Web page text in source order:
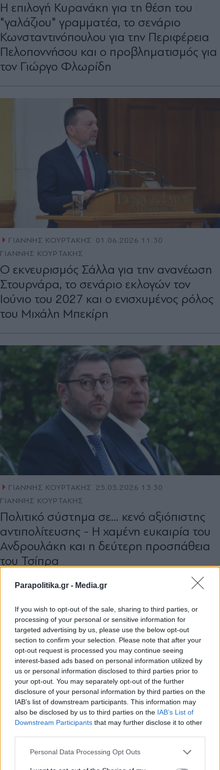
Parapolitika.gr - Media.gr
If you wish to opt-out of the sale, sharing to third parties, or
processing of your personal or sensitive information for
targeted advertising by us, please use the below opt-out
section to confirm your selection. Please note that after your
opt-out request is processed you may continue seeing
interest-based ads based on personal information utilized by
us or personal information disclosed to third parties prior to
your opt-out. You may separately opt-out of the further
disclosure of your personal information by third parties on the
IAB’s list of downstream participants. This information may
also be disclosed by us to third parties on the IAB’s List of
Downstream Participants that may further disclose it to other
Personal Data Processing Opt Outs
Η επιλογή Κυρανάκη για τη θέση του
"γαλάζιου" γραμματέα, το σενάριο
Κωνσταντινόπουλου για την Περιφέρεια
Πελοποννήσου και ο προβληματισμός για
τον Γιώργο Φλωρίδη
ΓΙΑΝΝΗΣ ΚΟΥΡΤΑΚΗΣ
01.06.2026 11:30
ΓΙΑΝΝΗΣ ΚΟΥΡΤΑΚΗΣ
O εκνευρισµός Σάλλα για την ανανέωση
Στουρνάρα, το σενάριο εκλογών τον
Ιούνιο του 2027 και ο ενισχυμένος ρόλος
του Μιχάλη Μπεκίρη
ΓΙΑΝΝΗΣ ΚΟΥΡΤΑΚΗΣ
25.05.2026 13:30
ΓΙΑΝΝΗΣ ΚΟΥΡΤΑΚΗΣ
Πολιτικό σύστηµα σε… κενό αξιόπιστης
αντιπολίτευσης - H χαμένη ευκαιρία του
Ανδρουλάκη και η δεύτερη προσπάθεια
του Τσίπρα
ΓΙΑΝΝΗΣ ΚΟΥΡΤΑΚΗΣ
Εγγραφή στο newsletter